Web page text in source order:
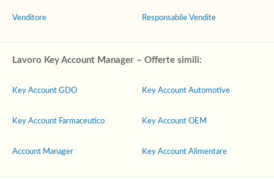
Venditore Responsabile Vendite
Lavoro Key Account Manager – Offerte simili:
Key Account GDO
Key Account Farmaceutico
Account Manager
Key Account Automotive
Key Account OEM
Key Account Alimentare